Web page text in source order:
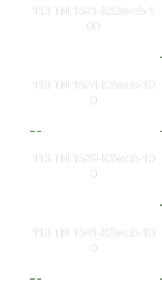
113 TN 1621-KS3web-1
00
113 TN 1624-KSweb-10
0
113 TN 1629-KSweb-10
0
113 TN 1641-KSweb-10
0